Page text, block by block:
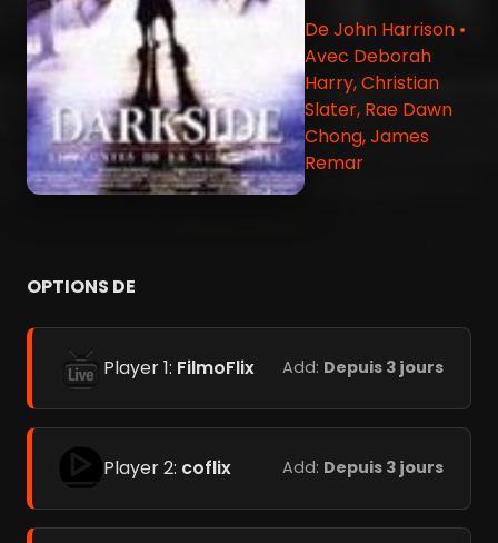
De John Harrison •
Avec Deborah
Harry, Christian
Slater, Rae Dawn
Chong, James
Remar
OPTIONS DE
Player 1: FilmoFlix Add: Depuis 3 jours
Player 2: coflix Add: Depuis 3 jours